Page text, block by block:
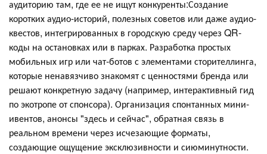
аудиторию там, где ее не ищут конкуренты:Создание
коротких аудио-историй, полезных советов или даже аудио-
квестов, интегрированных в городскую среду через QR-
коды на остановках или в парках. Разработка простых
мобильных игр или чат-ботов с элементами сторителлинга,
которые ненавязчиво знакомят с ценностями бренда или
решают конкретную задачу (например, интерактивный гид
по экотропе от спонсора). Организация спонтанных мини-
ивентов, анонсы "здесь и сейчас", обратная связь в
реальном времени через исчезающие форматы,
создающие ощущение эксклюзивности и сиюминутности.